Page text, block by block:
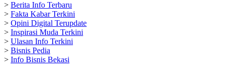
> Berita Info Terbaru
> Fakta Kabar Terkini
> Opini Digital Terupdate
> Inspirasi Muda Terkini
> Ulasan Info Terkini
> Bisnis Pedia
> Info Bisnis Bekasi